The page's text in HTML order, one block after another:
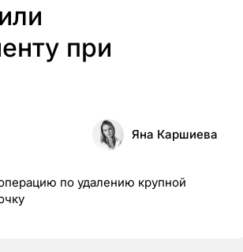
при
Яна Каршиева
по удалению крупной